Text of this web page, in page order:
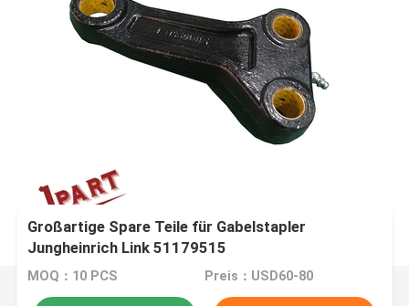
Großartige Spare Teile für Gabelstapler
Jungheinrich Link 51179515
MOQ：10 PCS Preis：USD60-80